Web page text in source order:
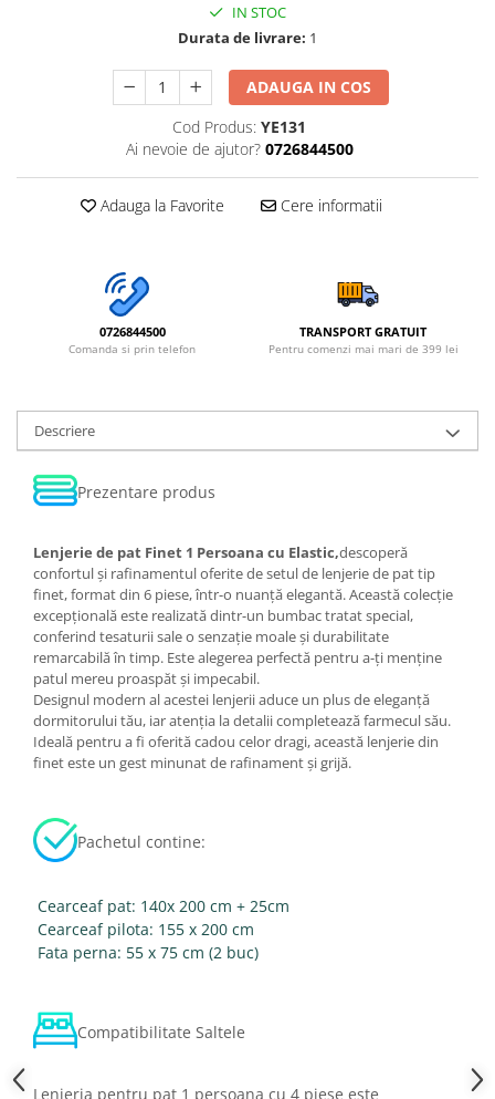
IN STOC
Durata de livrare: 1
ADAUGA IN COS
Cod Produs: YE131
Ai nevoie de ajutor? 0726844500
Adauga la Favorite Cere informatii
0726844500
Comanda si prin telefon
TRANSPORT GRATUIT
Pentru comenzi mai mari de 399 lei
Descriere
Prezentare produs
Lenjerie de pat Finet 1 Persoana cu Elastic,descoperă
confortul și rafinamentul oferite de setul de lenjerie de pat tip
finet, format din 6 piese, într-o nuanță elegantă. Această colecție
excepțională este realizată dintr-un bumbac tratat special,
conferind tesaturii sale o senzație moale și durabilitate
remarcabilă în timp. Este alegerea perfectă pentru a-ți menține
patul mereu proaspăt și impecabil.
Designul modern al acestei lenjerii aduce un plus de eleganță
dormitorului tău, iar atenția la detalii completează farmecul său.
Ideală pentru a fi oferită cadou celor dragi, această lenjerie din
finet este un gest minunat de rafinament și grijă.
Pachetul contine:
Cearceaf pat: 140x 200 cm + 25cm
Cearceaf pilota: 155 x 200 cm
Fata perna: 55 x 75 cm (2 buc)
Compatibilitate Saltele
Lenjeria pentru pat 1 persoana cu 4 piese este